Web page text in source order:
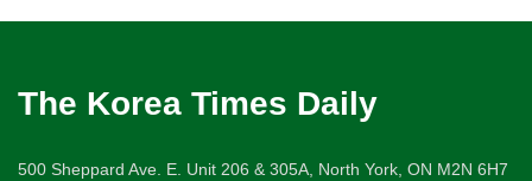
The Korea Times Daily
500 Sheppard Ave. E. Unit 206 & 305A, North York, ON M2N 6H7